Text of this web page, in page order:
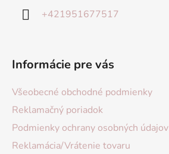
+421951677517
Informácie pre vás
Všeobecné obchodné podmienky
Reklamačný poriadok
Podmienky ochrany osobných údajov
Reklamácia/Vrátenie tovaru